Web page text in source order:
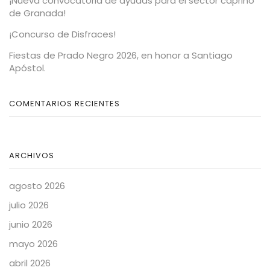
de Granada!
¡Concurso de Disfraces!
Fiestas de Prado Negro 2026, en honor a Santiago
Apóstol.
COMENTARIOS RECIENTES
ARCHIVOS
agosto 2026
julio 2026
junio 2026
mayo 2026
abril 2026